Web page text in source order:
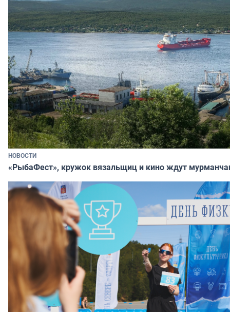
НОВОСТИ
«РыбаФест», кружок вязальщиц и кино ждут